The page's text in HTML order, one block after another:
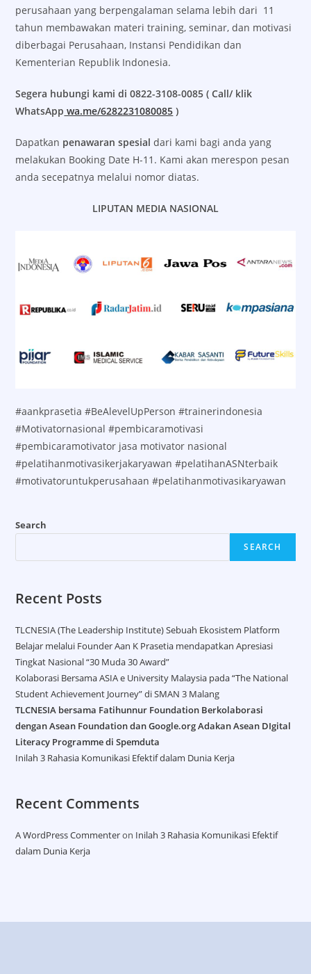
perusahaan yang berpengalaman selama lebih dari 11
tahun membawakan materi training, seminar, dan motivasi
diberbagai Perusahaan, Instansi Pendidikan dan
Kementerian Republik Indonesia.
Segera hubungi kami di 0822-3108-0085 ( Call/ klik
WhatsApp wa.me/6282231080085 )
Dapatkan penawaran spesial dari kami bagi anda yang
melakukan Booking Date H-11. Kami akan merespon pesan
anda secepatnya melalui nomor diatas.
LIPUTAN MEDIA NASIONAL
#aankprasetia #BeAlevelUpPerson #trainerindonesia
#Motivatornasional #pembicaramotivasi
#pembicaramotivator jasa motivator nasional
#pelatihanmotivasikerjakaryawan #pelatihanASNterbaik
#motivatoruntukperusahaan #pelatihanmotivasikaryawan
Search
SEARCH
Recent Posts
TLCNESIA (The Leadership Institute) Sebuah Ekosistem Platform
Belajar melalui Founder Aan K Prasetia mendapatkan Apresiasi
Tingkat Nasional “30 Muda 30 Award”
Kolaborasi Bersama ASIA e University Malaysia pada “The National
Student Achievement Journey” di SMAN 3 Malang
TLCNESIA bersama Fatihunnur Foundation Berkolaborasi
dengan Asean Foundation dan Google.org Adakan Asean DIgital
Literacy Programme di Spemduta​
Inilah 3 Rahasia Komunikasi Efektif dalam Dunia Kerja
Recent Comments
A WordPress Commenteron Inilah 3 Rahasia Komunikasi Efektif
dalam Dunia Kerja